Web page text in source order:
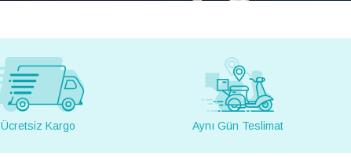
Ücretsiz Kargo Aynı Gün Teslimat